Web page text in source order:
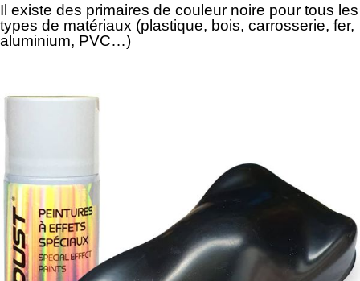
Il existe des primaires de couleur noire pour tous les
types de matériaux (plastique, bois, carrosserie, fer,
aluminium, PVC…)